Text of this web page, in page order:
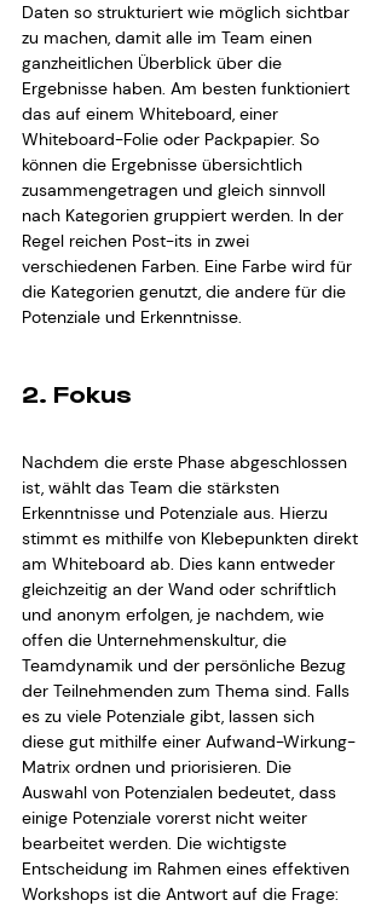
Daten so strukturiert wie möglich sichtbar
zu machen, damit alle im Team einen
ganzheitlichen Überblick über die
Ergebnisse haben. Am besten funktioniert
das auf einem Whiteboard, einer
Whiteboard-Folie oder Packpapier. So
können die Ergebnisse übersichtlich
zusammengetragen und gleich sinnvoll
nach Kategorien gruppiert werden. In der
Regel reichen Post-its in zwei
verschiedenen Farben. Eine Farbe wird für
die Kategorien genutzt, die andere für die
Potenziale und Erkenntnisse.
2. Fokus
Nachdem die erste Phase abgeschlossen
ist, wählt das Team die stärksten
Erkenntnisse und Potenziale aus. Hierzu
stimmt es mithilfe von Klebepunkten direkt
am Whiteboard ab. Dies kann entweder
gleichzeitig an der Wand oder schriftlich
und anonym erfolgen, je nachdem, wie
offen die Unternehmenskultur, die
Teamdynamik und der persönliche Bezug
der Teilnehmenden zum Thema sind. Falls
es zu viele Potenziale gibt, lassen sich
diese gut mithilfe einer Aufwand-Wirkung-
Matrix ordnen und priorisieren. Die
Auswahl von Potenzialen bedeutet, dass
einige Potenziale vorerst nicht weiter
bearbeitet werden. Die wichtigste
Entscheidung im Rahmen eines effektiven
Workshops ist die Antwort auf die Frage: